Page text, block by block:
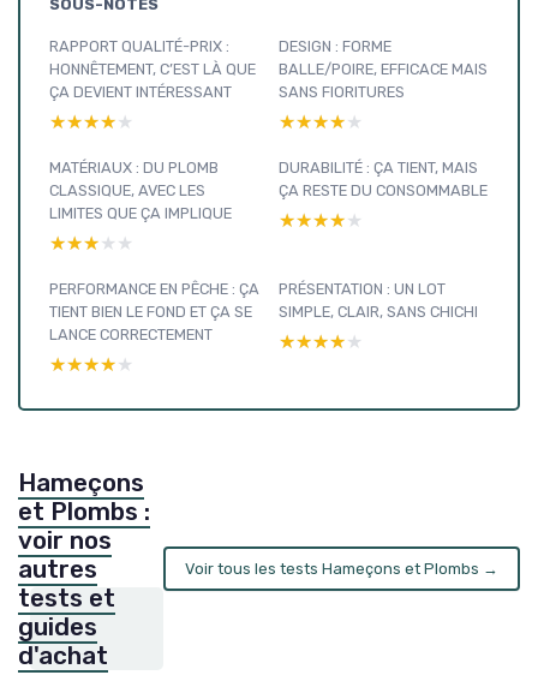
SOUS-NOTES
RAPPORT QUALITÉ-PRIX :
HONNÊTEMENT, C’EST LÀ QUE
ÇA DEVIENT INTÉRESSANT
★★★★★
★★★★★
DESIGN : FORME
BALLE/POIRE, EFFICACE MAIS
SANS FIORITURES
★★★★★
★★★★★
MATÉRIAUX : DU PLOMB
CLASSIQUE, AVEC LES
LIMITES QUE ÇA IMPLIQUE
★★★★★
★★★★★
DURABILITÉ : ÇA TIENT, MAIS
ÇA RESTE DU CONSOMMABLE
★★★★★
★★★★★
PERFORMANCE EN PÊCHE : ÇA
TIENT BIEN LE FOND ET ÇA SE
LANCE CORRECTEMENT
★★★★★
★★★★★
PRÉSENTATION : UN LOT
SIMPLE, CLAIR, SANS CHICHI
★★★★★
★★★★★
Hameçons
et Plombs :
voir nos
autres
tests et
guides
d'achat
Voir tous les tests Hameçons et Plombs →